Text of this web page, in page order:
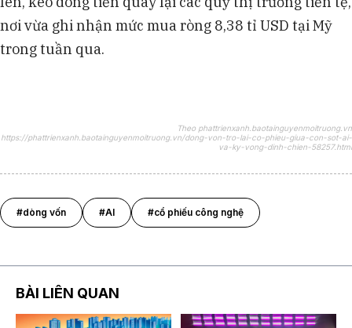
nơi vừa ghi nhận mức mua ròng 8,38 tỉ USD tại Mỹ
trong tuần qua.
Theo phattrienxanh.baotainguyenmoitruong.vn
https://phattrienxanh.baotainguyenmoitruong.vn/dong-von-tro-lai-co-phieu-giua-con-sot-ai-
va-ky-vong-dinh-chien-58257.html
#dòng vốn #AI #cổ phiếu công nghệ
BÀI LIÊN QUAN